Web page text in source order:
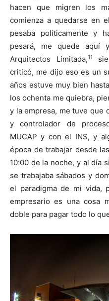
hacen que migren los
comienza a quedarse en
pesaba políticamente y
pesará, me quede aquí
Arquitectos Limitada,11
criticó, me dijo eso es un
años estuve muy bien
los ochenta me quiebra,
y la empresa, me tuve que
y controlador de
MUCAP y con el INS, y
época de trabajar desde
10:00 de la noche, y al día
se trabajaba sábados y
el paradigma de mi vida,
empresario es una cosa
doble para pagar todo lo